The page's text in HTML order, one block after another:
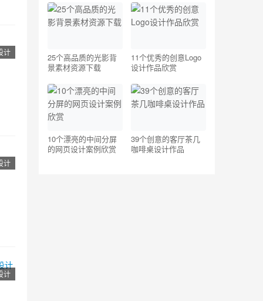
计
计
计
25个高品质的光影背
景素材资源下载
11个优秀的创意Logo
设计作品欣赏
10个漂亮的中间分屏
的网页设计案例欣赏
39个创意的客厅茶几
咖啡桌设计作品